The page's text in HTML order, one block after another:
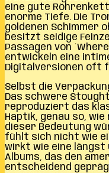
eine gute
enorme Tiefe. Die
goldenen Schimmer
besitzt seidige
Passagen von
entwickeln eine
Digitalversionen oft
Selbst die
Das schwere
reproduziert das
Haptik, genau so, wie
dieser Bedeutung
fühlt sich nicht wie
wirkt wie eine längst
Albums, das den
entscheidend